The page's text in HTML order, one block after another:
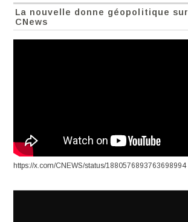
La nouvelle donne géopolitique sur
CNews
https://x.com/CNEWS/status/1880576893763698994